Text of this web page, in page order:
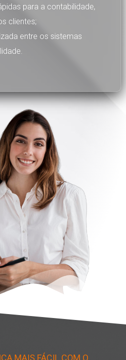
para a contabilidade,
clientes;
entre os sistemas
MAIS FÁCIL COM O